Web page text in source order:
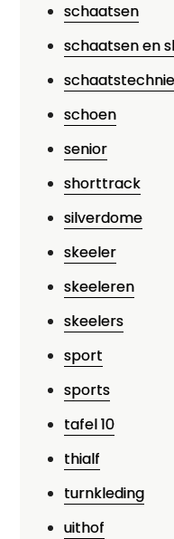
schaatsen
schaatsen en
schoen
senior
shorttrack
silverdome
skeeler
skeeleren
skeelers
sport
sports
tafel 10
thialf
turnkleding
uithof